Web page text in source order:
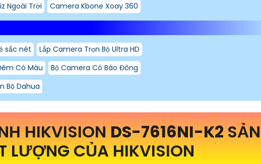
Ngoài Trời
Camera Kbone Xoay 360
sắc nét
Lắp Camera Trọn Bộ Ultra HD
Có Màu
Bộ Camera Có Báo Đông
Bộ Dahua
HIKVISIONDS-7616NI-K2SẢN
LƯỢNG CỦA HIKVISION